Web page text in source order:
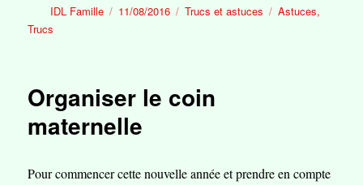
Auteur
IDL Famille
Publié
11/08/2016 Catégories
Trucs et astuces Étiquettes
Astuces,
Trucs
Organiser le coin
maternelle
Pour commencer cette nouvelle année et prendre en compte